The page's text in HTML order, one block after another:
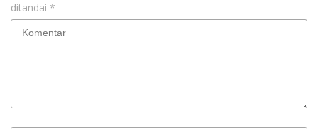
ditandai *